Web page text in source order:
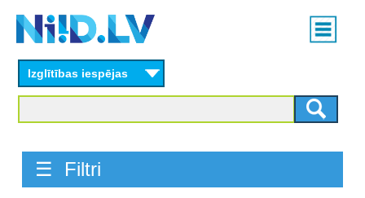
content
Main
menu
Izglītības iespējas
☰ Filtri